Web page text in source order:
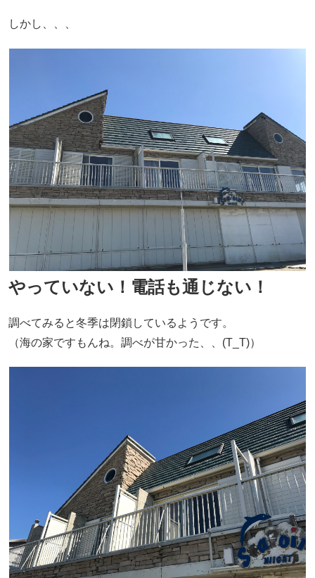
しかし、、、
やっていない！電話も通じない！
調べてみると冬季は閉鎖しているようです。
（海の家ですもんね。調べが甘かった、、(T_T)）